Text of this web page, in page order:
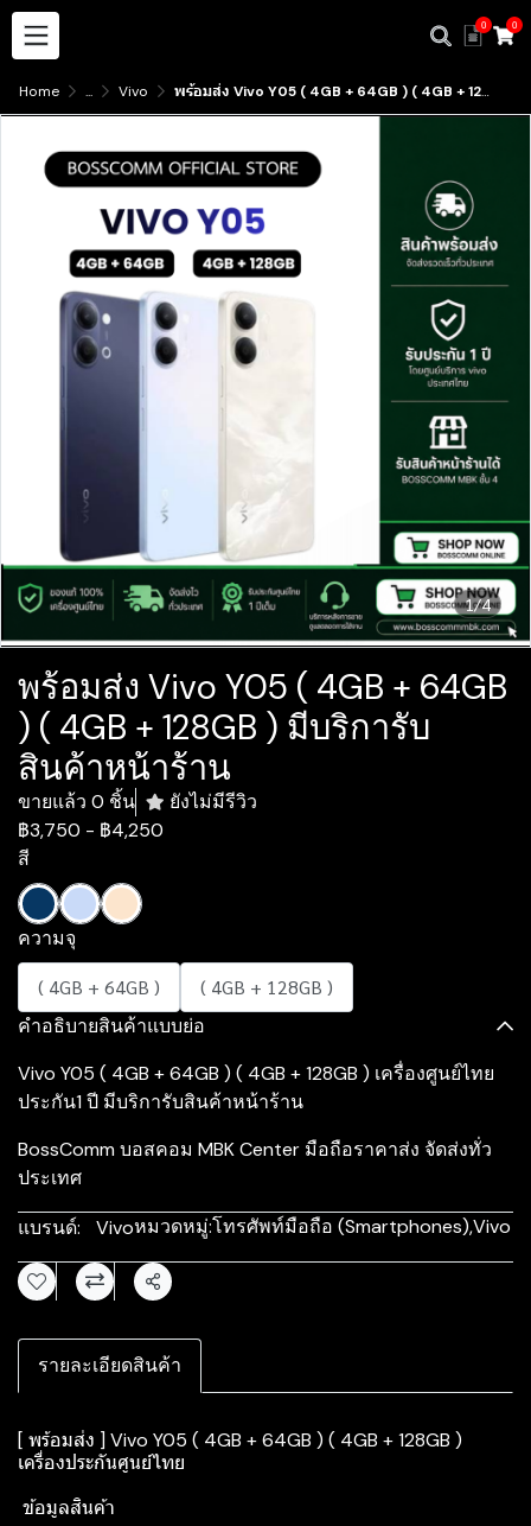
0 0
Home ... Vivo พร้อมส่ง Vivo Y05 ( 4GB + 64GB ) ( 4GB + 128GB ) มีบริการับสินค้าหน้าร้าน
1/4
พร้อมส่ง Vivo Y05 ( 4GB + 64GB
) ( 4GB + 128GB ) มีบริการับ
สินค้าหน้าร้าน
ขายแล้ว 0 ชิ้น
ยังไม่มีรีวิว
฿3,750 - ฿4,250
สี
ความจุ
( 4GB + 64GB )
( 4GB + 128GB )
คำอธิบายสินค้าแบบย่อ
Vivo Y05 ( 4GB + 64GB ) ( 4GB + 128GB ) เครื่องศูนย์ไทย
ประกัน1 ปี มีบริการับสินค้าหน้าร้าน
BossComm บอสคอม MBK Center มือถือราคาส่ง จัดส่งทั่ว
ประเทศ
แบรนด์:
Vivoหมวดหมู่:โทรศัพท์มือถือ (Smartphones),Vivo
แชร์
รายละเอียดสินค้า
[ พร้อมส่ง ] Vivo Y05 ( 4GB + 64GB ) ( 4GB + 128GB )
เครื่องประกันศูนย์ไทย
ข้อมูลสินค้า